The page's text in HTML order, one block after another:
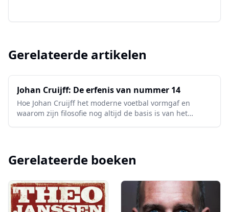
Gerelateerde artikelen
Johan Cruijff: De erfenis van nummer 14
Hoe Johan Cruijff het moderne voetbal vormgaf en
waarom zijn filosofie nog altijd de basis is van het
Gerelateerde boeken